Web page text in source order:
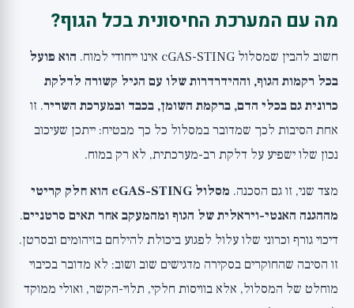
מה עם המערכת החיסונית בכל הגוף?
חשוב להבין שמסלול cGAS-STING אינו ייחודי למוח.
הוא פועל
בכל רקמות הגוף, וההידרדרות שלו עם הגיל קשורה לדלקת
כרונית גם בכלי הדם, ברקמת השומן, בכבד ובמערכת השריר. זו
אחת הסיבות לכך שמדובר במסלול כל כך מבטיח: ייתכן שעיכוב
נכון שלו ישפיע על דלקת רב-מערכתית, לא רק במוח.
מצד שני, זו גם הסכנה.
מסלול cGAS-STING הוא חלק קריטי
מההגנה האנטי-ויראלית של הגוף ומהמעקב אחר תאים סרטניים.
דיכוי גורף וכרוני שלו עלול לפגוע ביכולת להילחם בזיהומים ובסרטן.
זו הסיבה שהחוקרים בסקירה מדגישים שוב ושוב: לא מדובר בכיבוי
מוחלט של המסלול, אלא בוויסות חלקי, תלוי-הקשר, ואולי ממוקד